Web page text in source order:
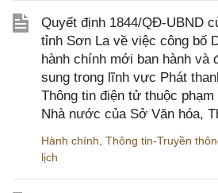
Quyết định 1844/QĐ-UBND
tỉnh Sơn La về việc công bố
hành chính mới ban hành và
sung trong lĩnh vực Phát
Thông tin điện tử thuộc
Nhà nước của Sở Văn hóa,
Hành chính Thông tin-Truyền
lịch